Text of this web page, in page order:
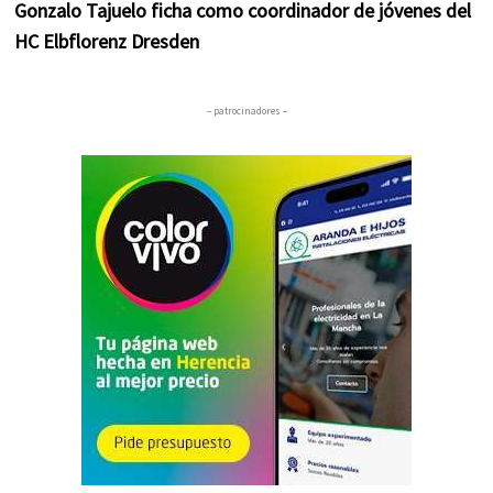
Gonzalo Tajuelo ficha como coordinador de jóvenes del
HC Elbflorenz Dresden
– patrocinadores –